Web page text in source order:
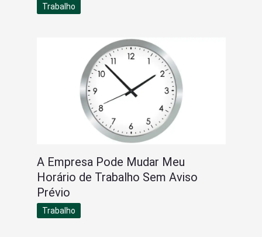
Trabalho
A Empresa Pode Mudar Meu
Horário de Trabalho Sem Aviso
Prévio
Trabalho